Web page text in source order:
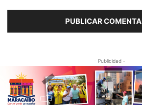
- Publicidad -